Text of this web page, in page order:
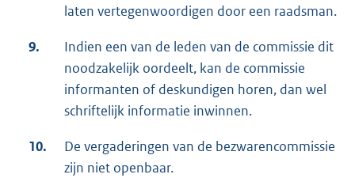
laten vertegenwoordigen door een raadsman.
9.
Indien een van de leden van de commissie dit
noodzakelijk oordeelt, kan de commissie
informanten of deskundigen horen, dan wel
schriftelijk informatie inwinnen.
10.
De vergaderingen van de bezwarencommissie
zijn niet openbaar.